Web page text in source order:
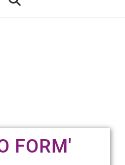
FORM'